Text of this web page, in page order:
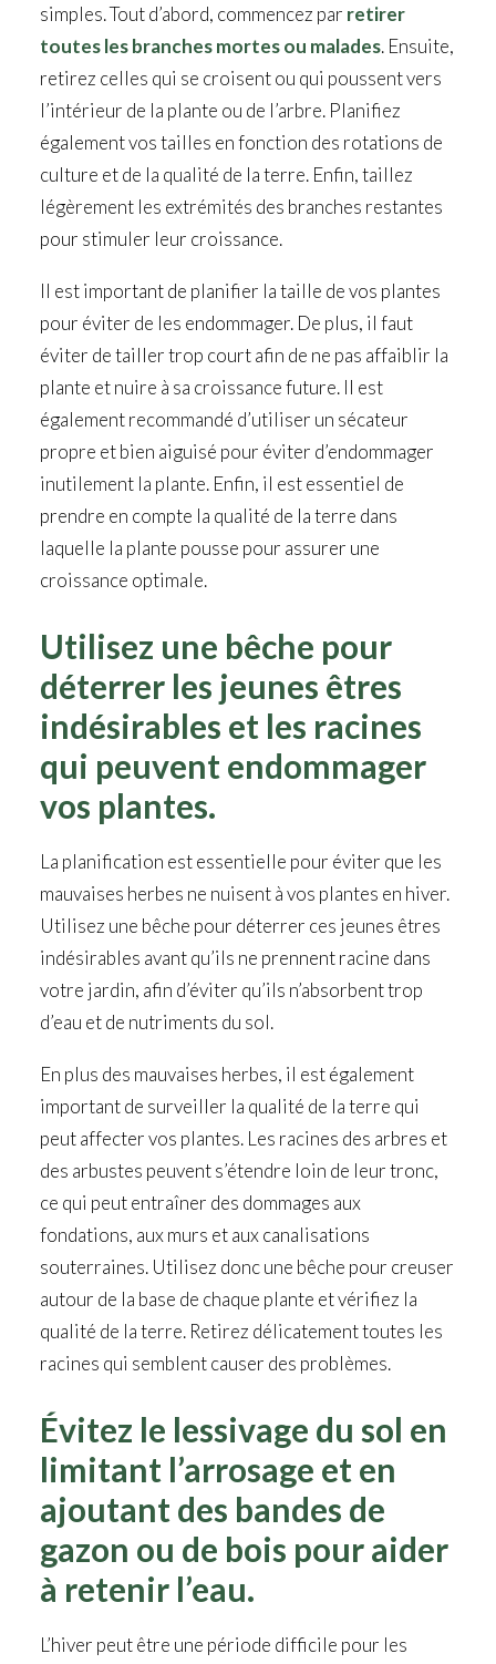
simples. Tout d’abord, commencez par retirer
toutes les branches mortes ou malades. Ensuite,
retirez celles qui se croisent ou qui poussent vers
l’intérieur de la plante ou de l’arbre. Planifiez
également vos tailles en fonction des rotations de
culture et de la qualité de la terre. Enfin, taillez
légèrement les extrémités des branches restantes
pour stimuler leur croissance.
Il est important de planifier la taille de vos plantes
pour éviter de les endommager. De plus, il faut
éviter de tailler trop court afin de ne pas affaiblir la
plante et nuire à sa croissance future. Il est
également recommandé d’utiliser un sécateur
propre et bien aiguisé pour éviter d’endommager
inutilement la plante. Enfin, il est essentiel de
prendre en compte la qualité de la terre dans
laquelle la plante pousse pour assurer une
croissance optimale.
Utilisez une bêche pour
déterrer les jeunes êtres
indésirables et les racines
qui peuvent endommager
vos plantes.
La planification est essentielle pour éviter que les
mauvaises herbes ne nuisent à vos plantes en hiver.
Utilisez une bêche pour déterrer ces jeunes êtres
indésirables avant qu’ils ne prennent racine dans
votre jardin, afin d’éviter qu’ils n’absorbent trop
d’eau et de nutriments du sol.
En plus des mauvaises herbes, il est également
important de surveiller la qualité de la terre qui
peut affecter vos plantes. Les racines des arbres et
des arbustes peuvent s’étendre loin de leur tronc,
ce qui peut entraîner des dommages aux
fondations, aux murs et aux canalisations
souterraines. Utilisez donc une bêche pour creuser
autour de la base de chaque plante et vérifiez la
qualité de la terre. Retirez délicatement toutes les
racines qui semblent causer des problèmes.
Évitez le lessivage du sol en
limitant l’arrosage et en
ajoutant des bandes de
gazon ou de bois pour aider
à retenir l’eau.
L’hiver peut être une période difficile pour les